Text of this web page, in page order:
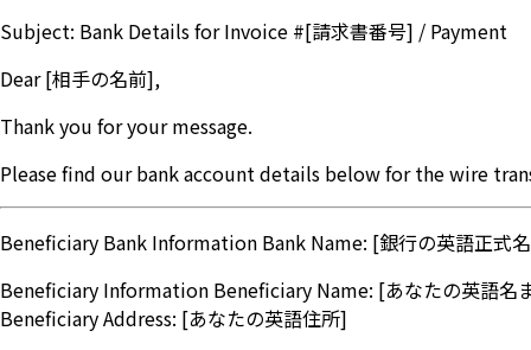
Subject: Bank Details for Invoice #[請求書番号] / Payment
Dear [相手の名前],
Thank you for your message.
Please find our bank account details below for the wire
Beneficiary Bank Information Bank Name: [銀行の英語正式
Beneficiary Information Beneficiary Name: [あなたの英語
Beneficiary Address: [あなたの英語住所]